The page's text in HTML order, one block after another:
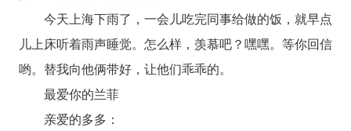
今天上海下雨了，一会儿吃完同事给做的饭，就早点
儿上床听着雨声睡觉。怎么样，羡慕吧？嘿嘿。等你回信
哟。替我向他俩带好，让他们乖乖的。
最爱你的兰菲
亲爱的多多：